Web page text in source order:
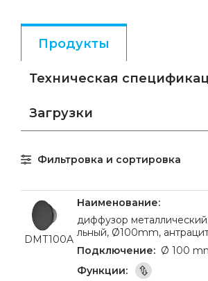
Продукты
Техническая
Загрузки
Фильтровка и сортировка
DMT100A
диффузор
льный, Ø100mm,
Ø 100